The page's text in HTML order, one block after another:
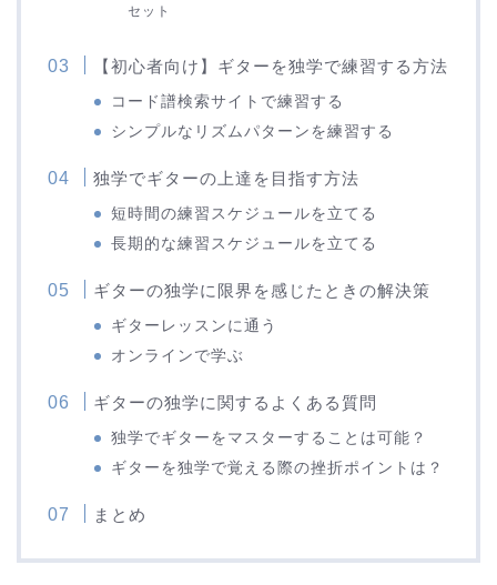
セット
【初心者向け】ギターを独学で練習する方法
コード譜検索サイトで練習する
シンプルなリズムパターンを練習する
独学でギターの上達を目指す方法
短時間の練習スケジュールを立てる
長期的な練習スケジュールを立てる
ギターの独学に限界を感じたときの解決策
ギターレッスンに通う
オンラインで学ぶ
ギターの独学に関するよくある質問
独学でギターをマスターすることは可能？
ギターを独学で覚える際の挫折ポイントは？
まとめ